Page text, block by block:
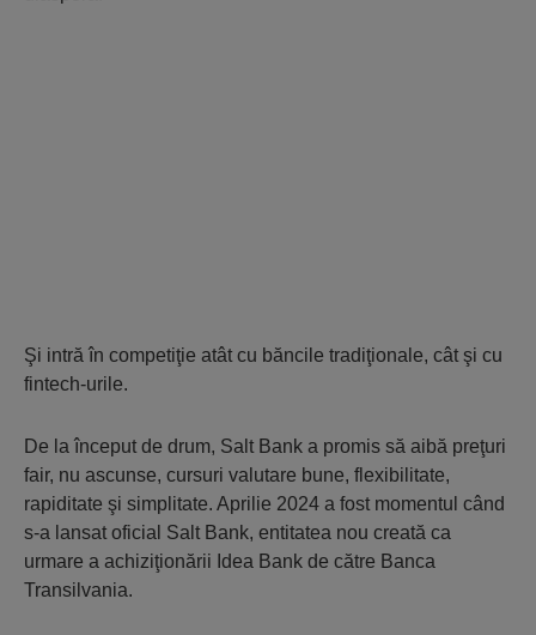
Şi intră în competiţie atât cu băncile tradiţionale, cât şi cu
fintech-urile.
De la început de drum, Salt Bank a promis să aibă preţuri
fair, nu ascunse, cursuri valutare bune, flexibilitate,
rapiditate şi simplitate. Aprilie 2024 a fost momentul când
s-a lansat oficial Salt Bank, entitatea nou creată ca
urmare a achiziţionării Idea Bank de către Banca
Transilvania.